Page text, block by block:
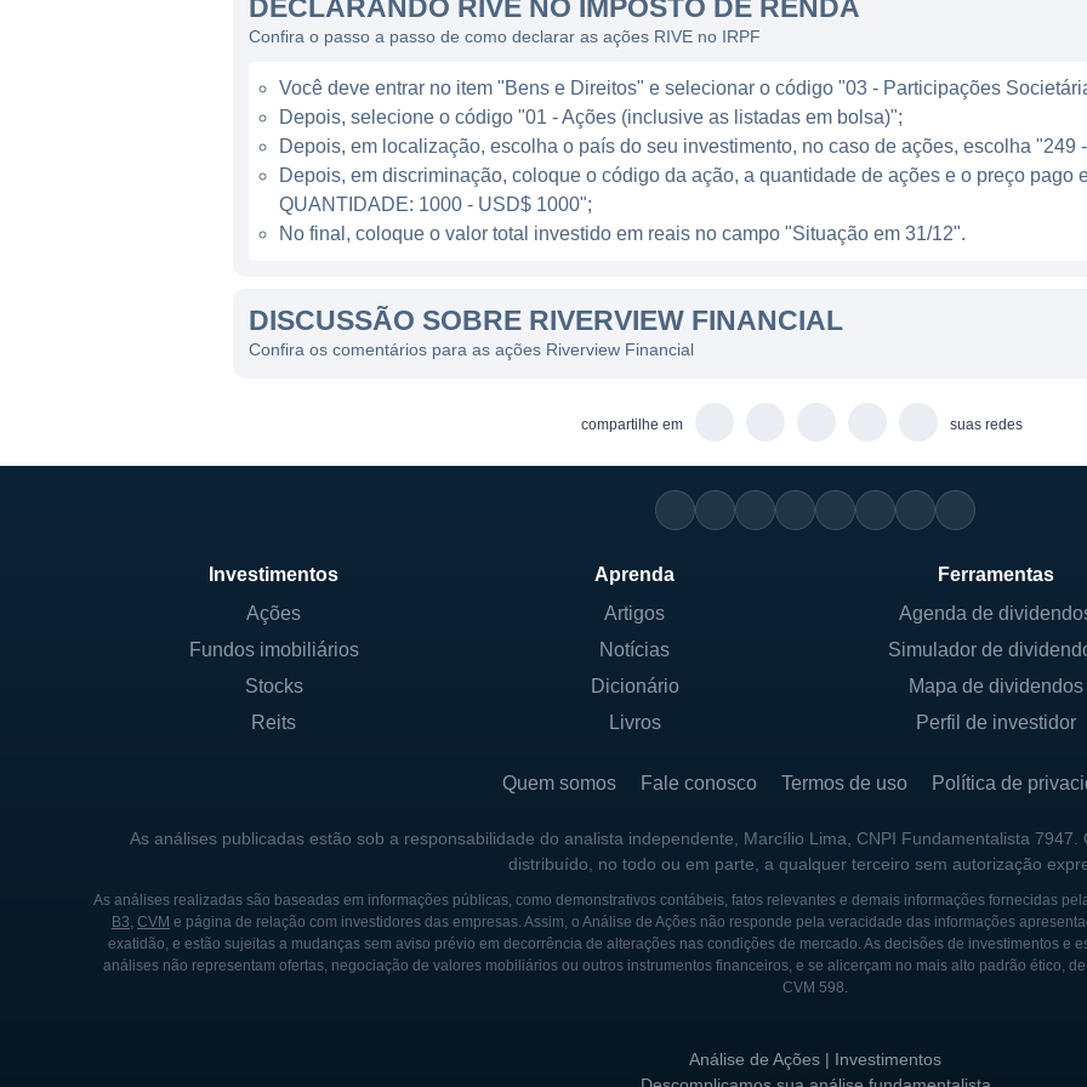
oferecidos.
necessidades comuns quanto aqueles com perfis mais sofisticados. A empresa
seus serviços e expandir sua base de clientes por meio da inovação e
Programas de educação financeira são frequentemente realizados, visando
decisões informadas sobre suas finanças.
As linhas de negócios da Riverview Financial são amplas e diversificadas, permitindo
uma variedade de clientes. Isso inclui o segmento de varejo, onde oferece produtos
empresariais, disponibilizando empréstimos comerciais, linhas de crédito e soluções
Um outro aspecto significativo de suas operações é o compromisso com a gestão de
fornece serviços de consultoria financeira e planejamento, ajudando clientes a
eficiente, otimizar investimentos e planejar a aposentadoria. Essa diversificação nas
A Riverview Financial Corporation é uma empresa de capital aberto, o que implica
institucionais e indivíduos que demonstram um interesse em investir na economia
exercem influência por meio de reuniões anuais e votações.
Embora o governo não tenha uma participação direta no controle da Riverview, a
regulatório que é supervisionado por agências governamentais, garantindo que as
conformidade com as legislações financeiras e bancárias. A empresa busca manter
e responsiva, facilitando o diálogo com todos os seus acionistas.
DECLARANDO RIVE NO IMPOSTO DE RENDA
Confira o passo a passo de como declarar as ações RIVE no IRPF
Você deve entrar no item "Bens e Direitos" e selecionar o código "03 - Participações
Depois, selecione o código "01 - Ações (inclusive as listadas em bolsa)";
Depois, em localização, escolha o país do seu investimento, no caso de ações, escolha "249
Depois, em discriminação, coloque o código da ação, a quantidade de ações e o preço pago
QUANTIDADE: 1000 - USD$ 1000";
No final, coloque o valor total investido em reais no campo "Situação em 31/12".
DISCUSSÃO SOBRE RIVERVIEW FINANCIAL
Confira os comentários para as ações Riverview Financial
compartilhe em suas redes
Investimentos
Ações
Fundos imobiliários
Stocks
Reits
Aprenda
Artigos
Notícias
Dicionário
Livros
Ferramentas
Agenda de
Simulador de
Mapa de dividendos
Perfil de investidor
Quem somos Fale conosco Termos de uso Política de
As análises publicadas estão sob a responsabilidade do analista independente, Marcílio Lima, CNPI Fundamentalista
distribuído, no todo ou em parte, a qualquer terceiro sem autorização
As análises realizadas são baseadas em informações públicas, como demonstrativos contábeis, fatos relevantes e demais informações fornecidas
B3, CVM e página de relação com investidores das empresas. Assim, o Análise de Ações não responde pela veracidade das informações
exatidão, e estão sujeitas a mudanças sem aviso prévio em decorrência de alterações nas condições de mercado. As decisões de investimentos e
análises não representam ofertas, negociação de valores mobiliários ou outros instrumentos financeiros, e se alicerçam no mais alto padrão ético,
CVM 598.
Análise de Ações | Investimentos